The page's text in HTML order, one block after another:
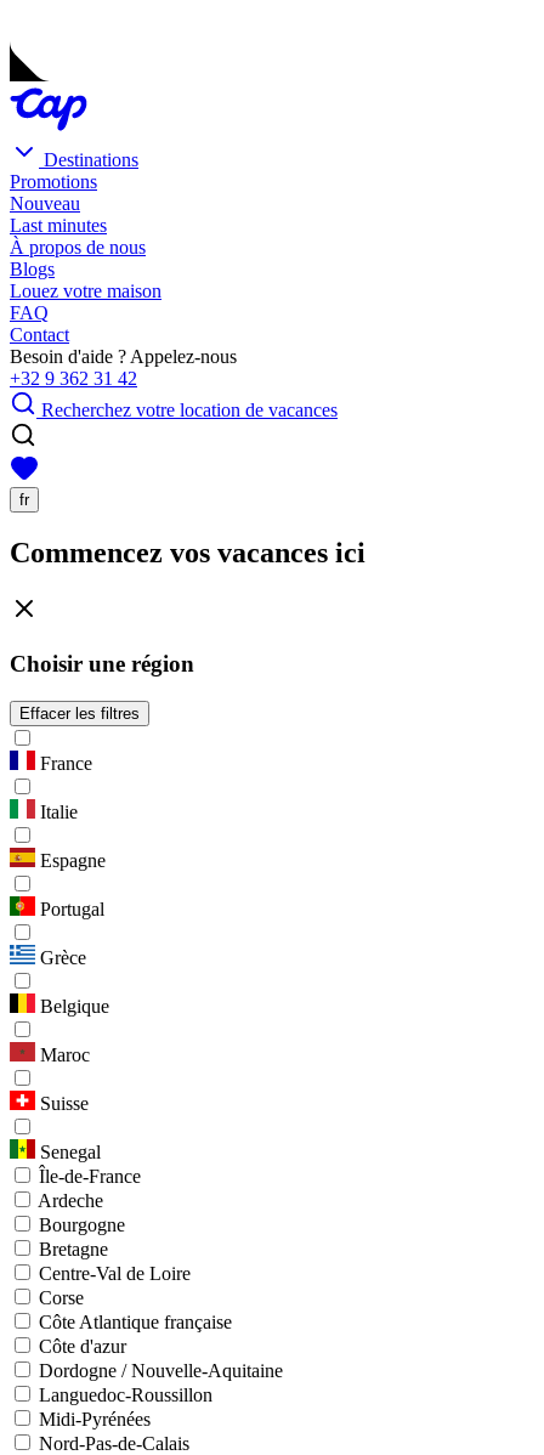
Destinations
Promotions
Nouveau
Last minutes
À propos de nous
Blogs
Louez votre maison
FAQ
Contact
Besoin d'aide ? Appelez-nous
+32 9 362 31 42
Recherchez votre location de vacances
fr
Commencez vos vacances ici
Choisir une région
Effacer les filtres
France
Italie
Espagne
Portugal
Grèce
Belgique
Maroc
Suisse
Senegal
Île-de-France
Ardeche
Bourgogne
Bretagne
Centre-Val de Loire
Corse
Côte Atlantique française
Côte d'azur
Dordogne / Nouvelle-Aquitaine
Languedoc-Roussillon
Midi-Pyrénées
Nord-Pas-de-Calais